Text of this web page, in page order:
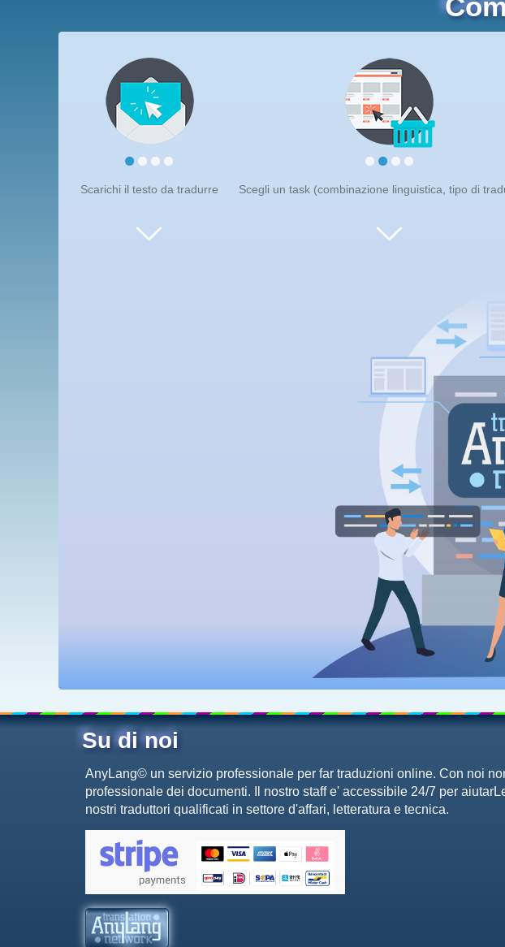
Scarichi il testo da tradurre Scegli un task (combinazione linguistica, tipo di
Su di noi
AnyLang©un servizio professionale per far traduzioni online. Con noi
professionale dei documenti. Il nostro staff e' accessibile 24/7 per
nostri traduttori qualificati in settore d'affari, letteratura e tecnica.